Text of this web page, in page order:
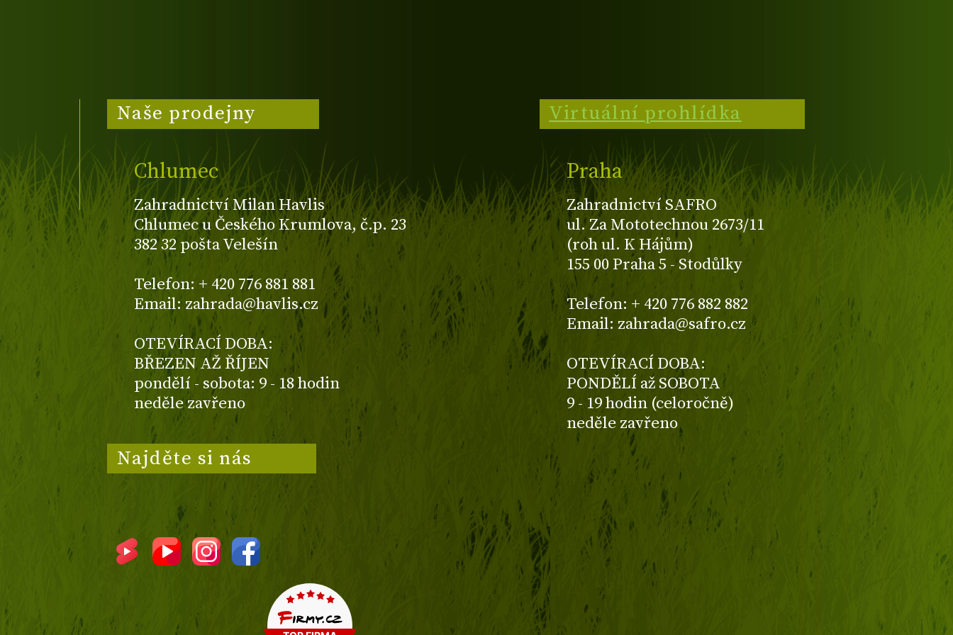
Naše prodejny
Chlumec
Zahradnictví Milan Havlis
Chlumec u Českého Krumlova, č.p. 23
382 32 pošta Velešín
Telefon: + 420 776 881 881
Email: zahrada@havlis.cz
OTEVÍRACÍ DOBA:
BŘEZEN AŽ ŘÍJEN
pondělí - sobota: 9 - 18 hodin
neděle zavřeno
Virtuální prohlídka
Praha
Zahradnictví SAFRO
ul. Za Mototechnou 2673/11
(roh ul. K Hájům)
155 00 Praha 5 - Stodůlky
Telefon: + 420 776 882 882
Email: zahrada@safro.cz
OTEVÍRACÍ DOBA:
PONDĚLÍ až SOBOTA
9 - 19 hodin (celoročně)
neděle zavřeno
Najděte si nás